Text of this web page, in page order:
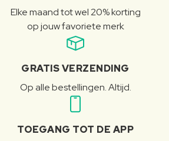
Elke maand tot wel 20% korting
op jouw favoriete merk
GRATIS VERZENDING
Op alle bestellingen. Altijd.
TOEGANG TOT DE APP